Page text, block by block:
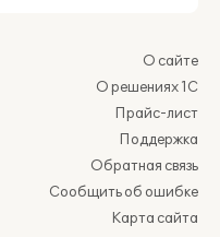
О сайте
О решениях 1С
Прайс-лист
Поддержка
Обратная связь
Сообщить об ошибке
Карта сайта